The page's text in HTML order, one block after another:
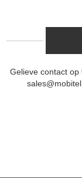
Gelieve contact